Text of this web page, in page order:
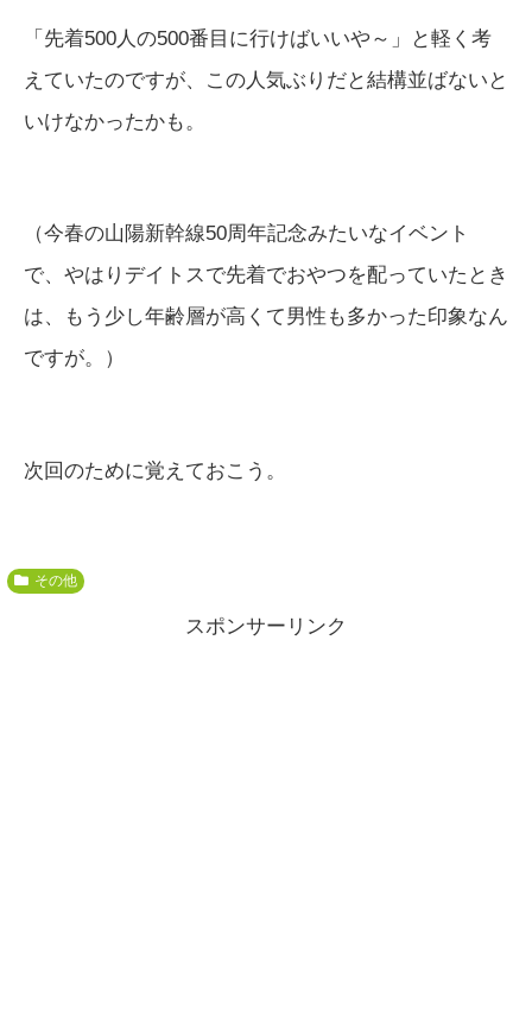
「先着500人の500番目に行けばいいや～」と軽く考
えていたのですが、この人気ぶりだと結構並ばないと
いけなかったかも。
（今春の山陽新幹線50周年記念みたいなイベント
で、やはりデイトスで先着でおやつを配っていたとき
は、もう少し年齢層が高くて男性も多かった印象なん
ですが。）
次回のために覚えておこう。
その他
スポンサーリンク